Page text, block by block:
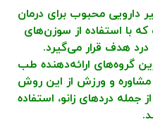
محبوب برای درمان
با استفاده از سوزن‌های
درد هدف قرار می‌گیرد.
گروه‌های ارائه‌دهنده طب
مشاوره و ورزش از این روش
جمله دردهای زانو، استفاده